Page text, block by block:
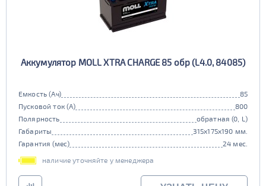
Аккумулятор MOLL XTRA CHARGE 85 обр (L4.0, 84085)
Емкость (Ач)
85
Пусковой ток (А)
800
Полярность
обратная (0, L)
Габариты
315x175x190 мм.
Гарантия (мес)
24 мес.
наличие уточняйте у менеджера